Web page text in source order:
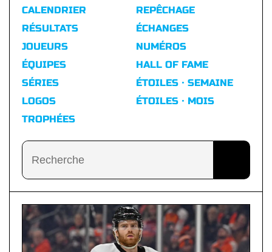
CALENDRIER
RÉSULTATS
REPÊCHAGE
ÉCHANGES
JOUEURS
ÉQUIPES
SÉRIES
LOGOS
TROPHÉES
NUMÉROS
HALL OF FAME
ÉTOILES · SEMAINE
ÉTOILES · MOIS